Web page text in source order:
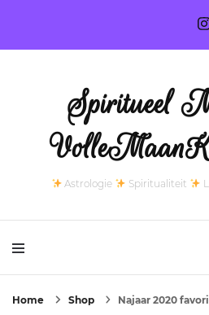
Spiritueel
Astrologie Spiritualiteit
Home Shop Najaar 2020